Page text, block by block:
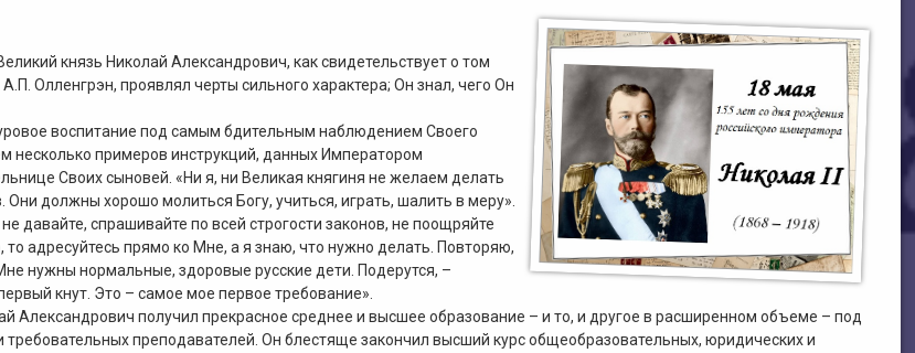
князь Николай Александрович, как свидетельствует о том
Олленгрэн, проявлял черты сильного характера; Он знал, чего Он
воспитание под самым бдительным наблюдением Своего
несколько примеров инструкций, данных Императором
Своих сыновей. «Ни я, ни Великая княгиня не желаем делать
должны хорошо молиться Богу, учиться, играть, шалить в меру».
давайте, спрашивайте по всей строгости законов, не поощряйте
то адресуйтесь прямо ко Mне, а я знаю, что нужно делать. Повторяю,
нужны нормальные, здоровые русские дети. Подерутся, –
кнут. Это – самое мое первое требование».
Александрович получил прекрасное среднее и высшее образование – и то, и другое в расширенном объеме – под
преподавателей. Он блестяще закончил высший курс общеобразовательных, юридических и